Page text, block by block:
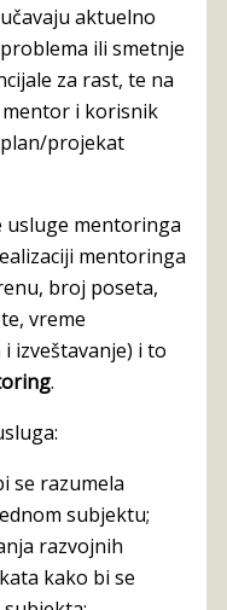
aktuelno
ili smetnje
za rast, te na
i korisnik
projekat
usluge mentoringa
mentoringa
broj poseta,
vreme
izveštavanje) i to
.
se razumela
subjektu;
razvojnih
kako bi se